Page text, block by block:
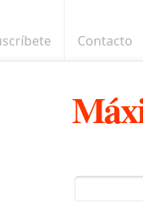
Contacto